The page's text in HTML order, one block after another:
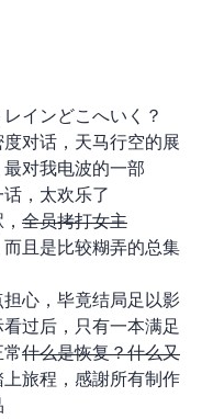
インどこへいく？
对话，天马行空的展
对我电波的一部
话，太欢乐了
全员拷打女主
，而且是比较糊弄的总集
担心，毕竟结局足以影
过后，只有一本满足
常(什么是恢复？什么又
上旅程，感謝所有制作